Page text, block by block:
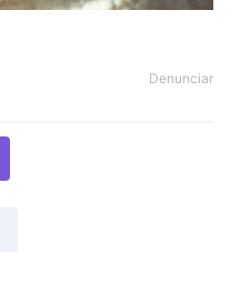
Denunciar